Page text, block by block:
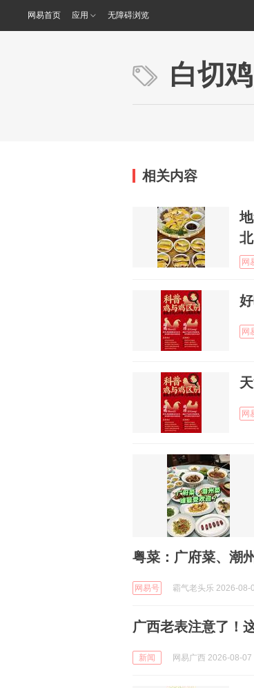
网易首页 应用 无障碍浏览
白切鸡
相关内容
网
网
网
粤菜：广府菜、潮
网易号 霸气老头乐 2026-08-
广西老表注意了！
新闻 网易广西 2026-08-07